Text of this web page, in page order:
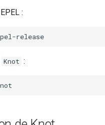
:
Knot :